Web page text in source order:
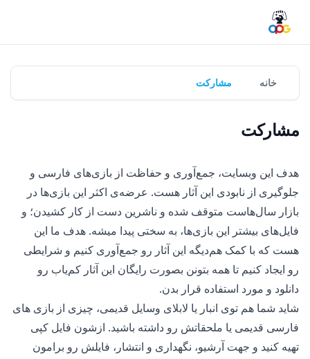
خانه مشارکت
مشارکت
هدف این وبسایت، جمع‌آوری و حفاظت از بازی‌های فارسی و
جلوگیری از نابودی این آثار هست. عرضه‌ی اکثر این بازی‌ها در
بازار سال‌هاست متوقف شده و ناشرین دست از کار کشیدن؛ و
فایل‌های بیشتر این بازی‌ها، به سختی پیدا میشه. هدف ما این
هست که با کمک هم‌دیگه این آثار رو جمع‌آوری کنیم و شرایطی
رو ایجاد کنیم تا همه بتونن بصورت رایگان این آثار کم‌یاب رو
دانلود و مورد استفاده قرار بدن.
شاید شما هم توی انبار یا لابلای وسایل قدیمی، چیزی از بازی های
فارسی قدیمی یا ملحقاتش رو داشته باشید. ازشون فایل کپی
تهیه کنید و جهت آرشیو، نگهداری و انتشار، فایلش رو برامون